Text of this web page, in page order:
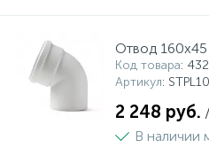
Отвод 160x45
Код товара:
Артикул:
2 248 руб.
В наличии